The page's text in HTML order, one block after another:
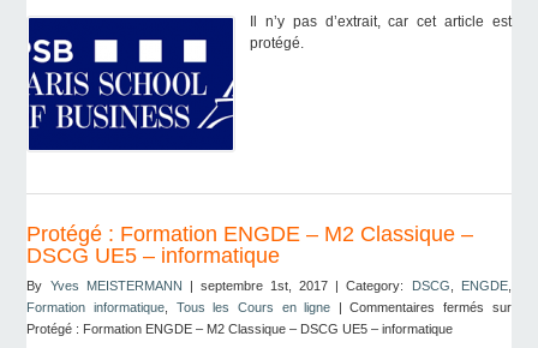
Il n’y pas d’extrait, car cet article est
protégé.
Protégé : Formation ENGDE – M2 Classique –
DSCG UE5 – informatique
By Yves MEISTERMANN | septembre 1st, 2017 | Category: DSCG ENGDE,
Formation informatique
Tous les Cours en ligne |Commentaires fermés sur
Protégé : Formation ENGDE – M2 Classique – DSCG UE5 – informatique